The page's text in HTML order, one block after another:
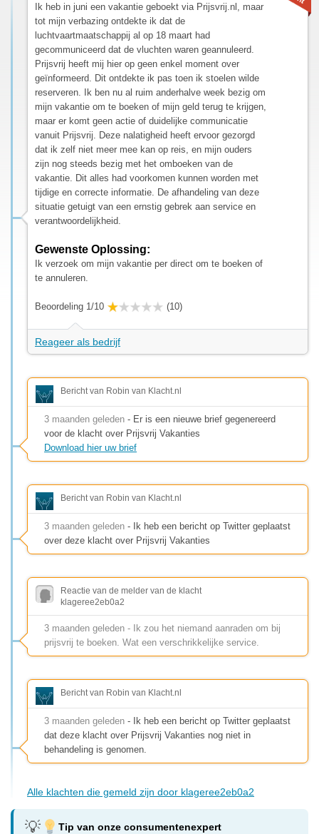
Ik heb in juni een vakantie geboekt via Prijsvrij.nl, maar
tot mijn verbazing ontdekte ik dat de
luchtvaartmaatschappij al op 18 maart had
gecommuniceerd dat de vluchten waren geannuleerd.
Prijsvrij heeft mij hier op geen enkel moment over
geïnformeerd. Dit ontdekte ik pas toen ik stoelen wilde
reserveren. Ik ben nu al ruim anderhalve week bezig om
mijn vakantie om te boeken of mijn geld terug te krijgen,
maar er komt geen actie of duidelijke communicatie
vanuit Prijsvrij. Deze nalatigheid heeft ervoor gezorgd
dat ik zelf niet meer mee kan op reis, en mijn ouders
zijn nog steeds bezig met het omboeken van de
vakantie. Dit alles had voorkomen kunnen worden met
tijdige en correcte informatie. De afhandeling van deze
situatie getuigt van een ernstig gebrek aan service en
verantwoordelijkheid.
Gewenste Oplossing:
Ik verzoek om mijn vakantie per direct om te boeken of
te annuleren.
Beoordeling 1/10 (10)
Reageer als bedrijf
Bericht van Robin van Klacht.nl
3 maanden geleden - Er is een nieuwe brief gegenereerd
voor de klacht over Prijsvrij Vakanties
Download hier uw brief
Bericht van Robin van Klacht.nl
3 maanden geleden - Ik heb een bericht op Twitter geplaatst
over deze klacht over Prijsvrij Vakanties
Reactie van de melder van de klacht
klageree2eb0a2
3 maanden geleden - Ik zou het niemand aanraden om bij
prijsvrij te boeken. Wat een verschrikkelijke service.
Bericht van Robin van Klacht.nl
3 maanden geleden - Ik heb een bericht op Twitter geplaatst
dat deze klacht over Prijsvrij Vakanties nog niet in
behandeling is genomen.
Alle klachten die gemeld zijn door klageree2eb0a2
Tip van onze consumentenexpert